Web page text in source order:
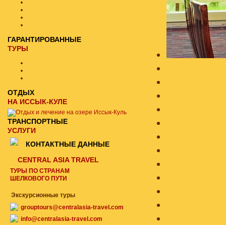
ГАРАНТИРОВАННЫЕ
ТУРЫ
ОТДЫХ
НА ИССЫК-КУЛЕ
ТРАНСПОРТНЫЕ
УСЛУГИ
КОНТАКТНЫЕ ДАННЫЕ
CENTRAL ASIA TRAVEL
ТУРЫ ПО СТРАНАМ
ШЕЛКОВОГО ПУТИ
Экскурсионные туры
grouptours@centralasia-travel.com
info@centralasia-travel.com